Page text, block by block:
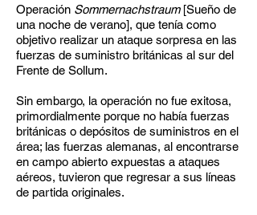
Operación Sommernachstraum[Sueño de
una noche de verano], que tenía como
objetivo realizar un ataque sorpresa en las
fuerzas de suministro británicas al sur del
Frente de Sollum.
Sin embargo, la operación no fue exitosa,
primordialmente porque no había fuerzas
británicas o depósitos de suministros en el
área; las fuerzas alemanas, al encontrarse
en campo abierto expuestas a ataques
aéreos, tuvieron que regresar a sus líneas
de partida originales.